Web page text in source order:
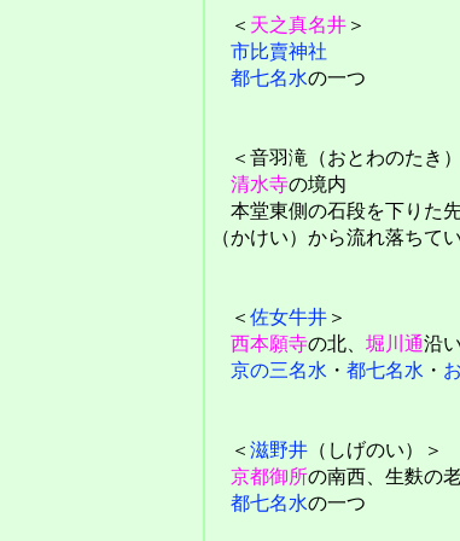
＜ 天之真名井 ＞
市比賣神社
都七名水の一つ
＜音羽滝（おとわのたき
清水寺の境内
本堂東側の石段を下りた
（かけい）から流れ落ちて
＜ 佐女牛井 ＞
西本願寺の北、 堀川通沿
京の三名水 ・ 都七名水 ・
＜ 滋野井 （しげのい）＞
京都御所の南西、生麩の
都七名水の一つ